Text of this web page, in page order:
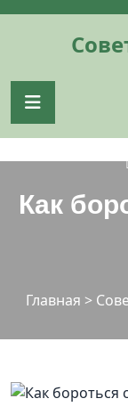
Перейти
содержимому
Как
Главная >